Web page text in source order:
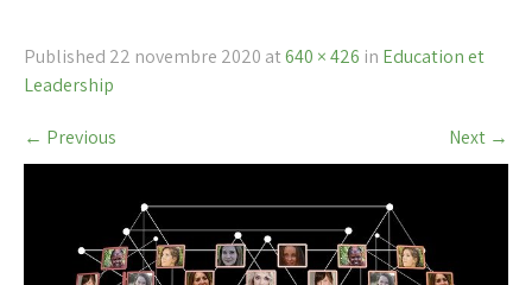
Published 22 novembre 2020 at640 × 426 in Education et
Leadership
← Previous Next →